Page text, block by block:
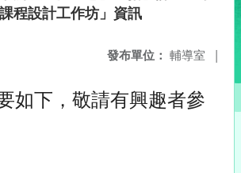
程設計工作坊」資訊
發布單位： 輔導室 |
如下，敬請有興趣者參